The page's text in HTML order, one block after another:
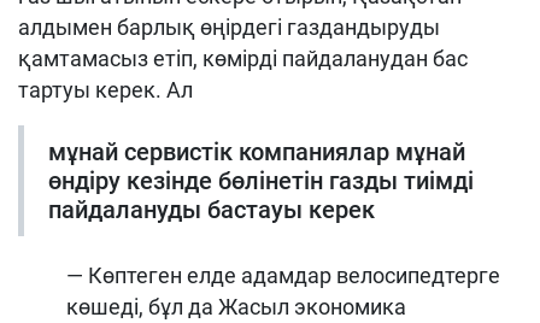
алдымен барлық өңірдегі газдандыруды
қамтамасыз етіп, көмірді пайдаланудан бас
тартуы керек. Ал
мұнай сервистік компаниялар мұнай
өндіру кезінде бөлінетін газды тиімді
пайдалануды бастауы керек
— Көптеген елде адамдар велосипедтерге
көшеді, бұл да Жасыл экономика